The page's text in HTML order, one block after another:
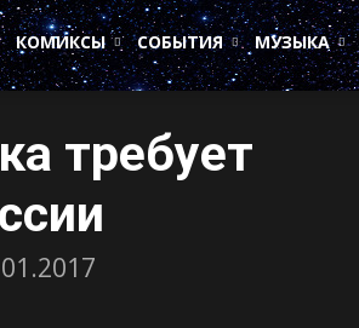
КОМИКСЫ СОБЫТИЯ МУЗЫКА
требует